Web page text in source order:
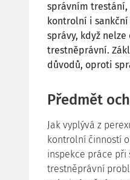
správním
kontrolní i
správy, když
trestněprávní.
důvodů, oproti
Předmět
Jak vyplývá z
kontrolní činností
inspekce práce při
trestněprávní